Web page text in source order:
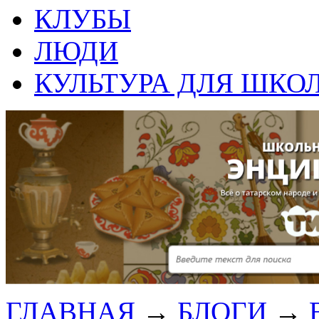
КЛУБЫ
ЛЮДИ
КУЛЬТУРА ДЛЯ
ГЛАВНАЯ → БЛОГИ →